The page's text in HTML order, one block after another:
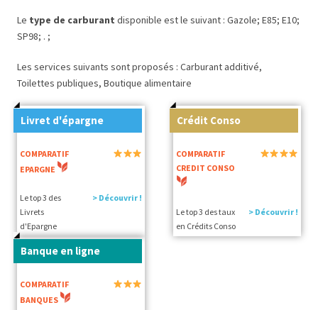
Le type de carburant disponible est le suivant : Gazole; E85; E10;
SP98; . ;
Les services suivants sont proposés : Carburant additivé,
Toilettes publiques, Boutique alimentaire
Livret d'épargne
COMPARATIF
EPARGNE
Le top 3 des
Livrets
d'Epargne
> Découvrir !
Crédit Conso
COMPARATIF
CREDIT CONSO
Le top 3 des taux
en Crédits Conso
> Découvrir !
Banque en ligne
COMPARATIF
BANQUES